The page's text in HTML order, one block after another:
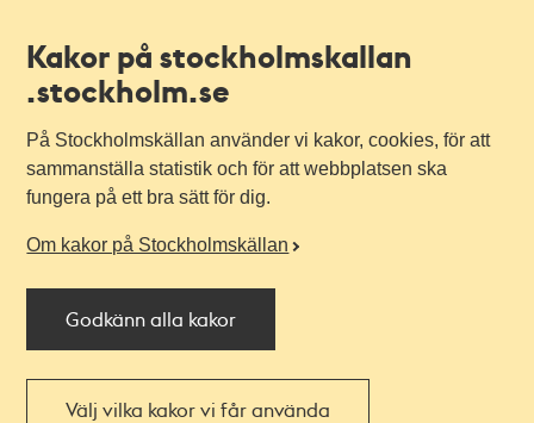
Kakor på stockholmskallan
.stockholm.se
På Stockholmskällan använder vi kakor, cookies, för att
sammanställa statistik och för att webbplatsen ska
fungera på ett bra sätt för dig.
Om kakor på Stockholmskällan
Godkänn alla kakor
Välj vilka kakor vi får använda